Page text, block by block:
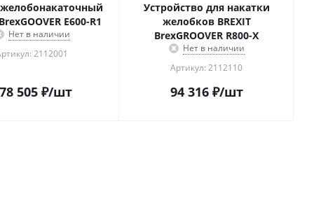
E600-R1
Нет в наличии
2112001
505₽/шт
Устройство для накатки
желобков BREXIT
BrexGROOVER R800-X
Нет в наличии
Артикул: 2112110
94 316₽/шт